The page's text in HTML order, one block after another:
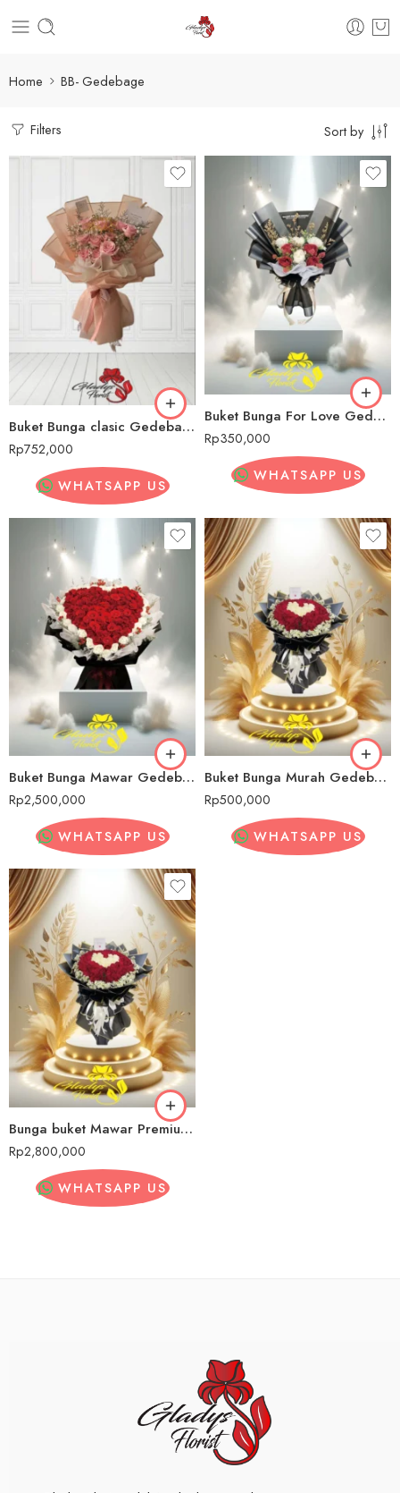
Home BB- Gedebage
Filters Sort by
Buket Bunga clasic Gedebage
Rp752,000
WHATSAPP US
Buket Bunga For Love Gedebage
Rp350,000
WHATSAPP US
Buket Bunga Mawar Gedebage
Rp2,500,000
WHATSAPP US
Buket Bunga Murah Gedebage
Rp500,000
WHATSAPP US
Bunga buket Mawar Premium Gedebage
Rp2,800,000
WHATSAPP US